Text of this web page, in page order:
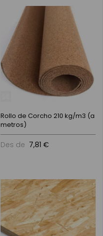
Rollo de Corcho 210 kg/m3 (a
metros)
Des de 7,81 €